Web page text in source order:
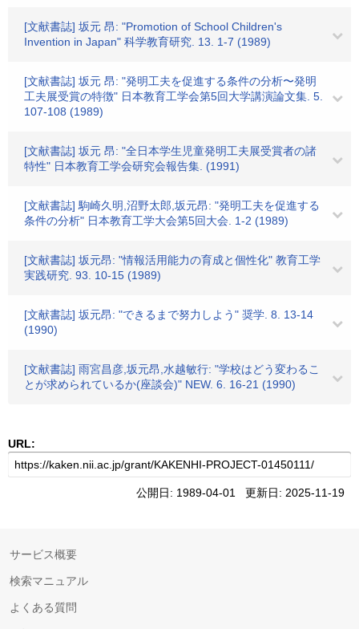
[文献書誌] 坂元 昂: "Promotion of School Children's
Invention in Japan" 科学教育研究. 13. 1-7 (1989)
[文献書誌] 坂元 昂: "発明工夫を促進する条件の分析〜発明
工夫展受賞の特徴" 日本教育工学会第5回大学講演論文集. 5.
107-108 (1989)
[文献書誌] 坂元 昂: "全日本学生児童発明工夫展受賞者の諸
特性" 日本教育工学会研究会報告集. (1991)
[文献書誌] 駒崎久明,沼野太郎,坂元昂: "発明工夫を促進する
条件の分析" 日本教育工学大会第5回大会. 1-2 (1989)
[文献書誌] 坂元昂: "情報活用能力の育成と個性化" 教育工学
実践研究. 93. 10-15 (1989)
[文献書誌] 坂元昂: "できるまで努力しよう" 奨学. 8. 13-14
(1990)
[文献書誌] 雨宮昌彦,坂元昂,水越敏行: "学校はどう変わるこ
とが求められているか(座談会)" NEW. 6. 16-21 (1990)
URL:
公開日: 1989-04-01 更新日: 2025-11-19
サービス概要
検索マニュアル
よくある質問